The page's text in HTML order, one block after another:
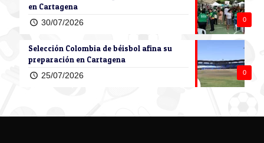
0
en Cartagena
30/07/2026
0
Selección Colombia de béisbol afina su
preparación en Cartagena
25/07/2026